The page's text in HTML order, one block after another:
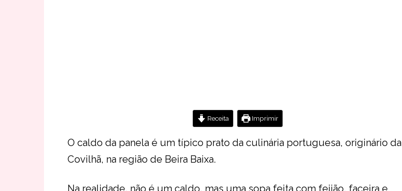
Receita Imprimir
O caldo da panela é um típico prato da culinária portuguesa, originário da
Covilhã, na região de Beira Baixa.
Na realidade, não é um caldo, mas uma sopa feita com feijão, faceira e